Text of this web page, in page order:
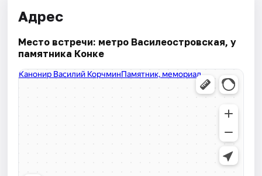
Адрес
Место встречи: метро Василеостровская, у
памятника Конке